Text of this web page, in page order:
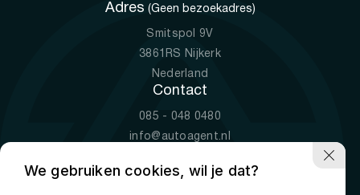
Adres (Geen bezoekadres)
Smitspol 9V
3861RS Nijkerk
Nederland
Contact
085 - 048 0480
info@autoagent.nl
Openingstijden
We gebruiken cookies, wil je dat?